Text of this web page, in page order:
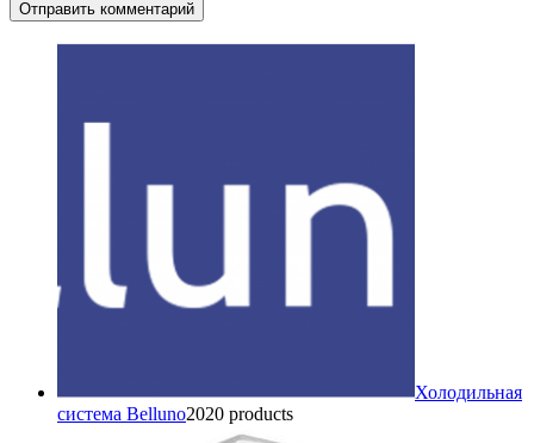
Холодильная
система Belluno2020 products